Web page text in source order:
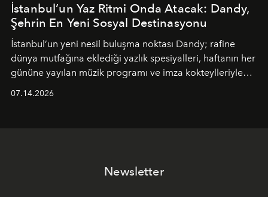
İstanbul’un Yaz Ritmi Onda Atacak: Dandy,
Şehrin En Yeni Sosyal Destinasyonu
İstanbul’un yeni nesil buluşma noktası Dandy; rafine
dünya mutfağına eklediği yazlık spesiyalleri, haftanın her
gününe yayılan müzik programı ve imza kokteylleriyle
07.14.2026
Newsletter